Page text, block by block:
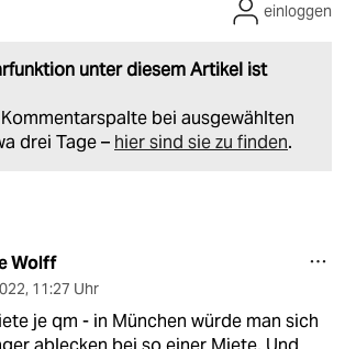
unter diesem Artikel ist
bei ausgewählten
drei Tage – hier sind sie zu finden.
einloggen
Wolff
, 11:27 Uhr
je qm - in München würde man sich